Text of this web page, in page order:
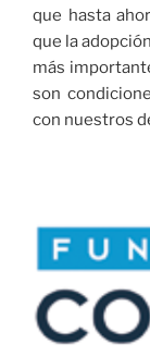
que hasta
que la
más
son
con nuestros